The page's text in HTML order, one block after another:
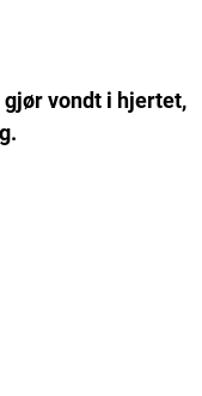
vondt i hjertet,